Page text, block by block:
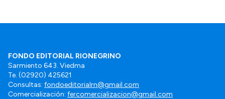
FONDO EDITORIAL RIONEGRINO
Sarmiento 643. Viedma
Te. (02920) 425621
Consultas: fondoeditorialrn@gmail.com
Comercialización: fercomercializacion@gmail.com